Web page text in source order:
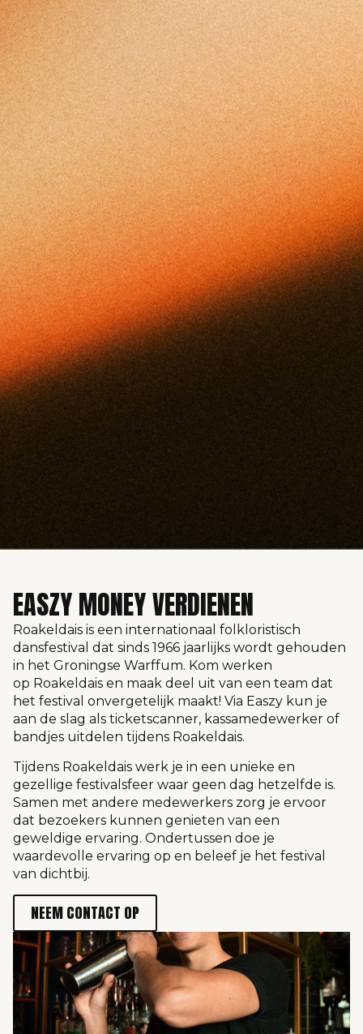
EASZY MONEY VERDIENEN
Roakeldais is een internationaal folkloristisch
dansfestival dat sinds 1966 jaarlijks wordt gehouden
in het Groningse Warffum. Kom werken
op Roakeldais en maak deel uit van een team dat
het festival onvergetelijk maakt! Via Easzy kun je
aan de slag als ticketscanner, kassamedewerker of
bandjes uitdelen tijdens Roakeldais.
Tijdens Roakeldais werk je in een unieke en
gezellige festivalsfeer waar geen dag hetzelfde is.
Samen met andere medewerkers zorg je ervoor
dat bezoekers kunnen genieten van een
geweldige ervaring. Ondertussen doe je
waardevolle ervaring op en beleef je het festival
van dichtbij.
NEEM CONTACT OP